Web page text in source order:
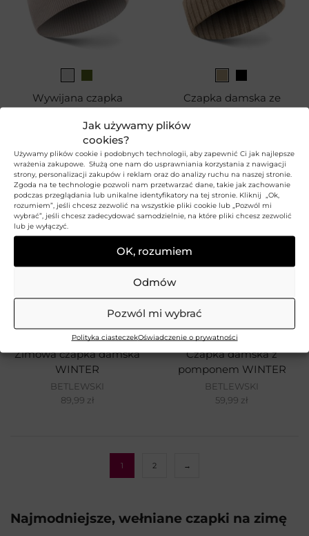
Jak używamy plików
cookies?
Używamy plików cookie i podobnych technologii, aby zapewnić Ci jak najlepsze
wrażenia zakupowe. Służą one nam do usprawniania korzystania z nawigacji
strony, personalizacji zakupów i reklam oraz do analizy ruchu na naszej stronie.
Zgoda na te technologie pozwoli nam przetwarzać dane, takie jak zachowanie
podczas przeglądania lub unikalne identyfikatory na tej stronie. Kliknij „Ok,
rozumiem”, jeśli chcesz zezwolić na wszystkie pliki cookie lub „Pozwól mi
wybrać”, jeśli chcesz zadecydować samodzielnie, na które pliki chcesz zezwolić
lub je wyłączyć.
OK, rozumiem
Odmów
Pozwól mi wybrać
Polityka ciasteczekOświadczenie o prywatności
Wywijana czapka
BETLEWSKI
39,99zł
Czapka damska ze
Zimowa czapka damska
WINTER
BETLEWSKI
89,99 zł
Czapka damska z
pomponem WINTER
BETLEWSKI
59,99 zł
1 2 →
Najmodniejsze, wełniane czapki na zimę